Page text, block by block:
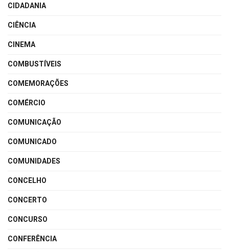
CIDADANIA
CIÊNCIA
CINEMA
COMBUSTÍVEIS
COMEMORAÇÕES
COMÉRCIO
COMUNICAÇÃO
COMUNICADO
COMUNIDADES
CONCELHO
CONCERTO
CONCURSO
CONFERÊNCIA